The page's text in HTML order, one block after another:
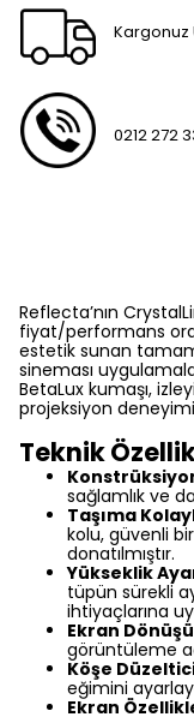
Kargonuz
0212 272
Reflecta’nın
fiyat/performans
estetik sunan
sineması
BetaLux kumaşı,
projeksiyon
Teknik
sağlamlık ve
Taşıma
kolu, güvenli
donatılmıştır.
Yükseklik
tüpün sürekli
ihtiyaçlarına
Ekran
görüntüleme
Köşe
eğimini
Ekran